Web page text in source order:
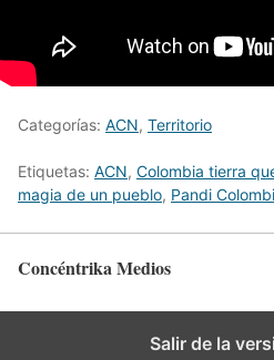
Categorías: ACN, Territorio
Etiquetas: ACN, Colombia tierra
magia de un pueblo, Pandi
Concéntrika Medios
Salir de la